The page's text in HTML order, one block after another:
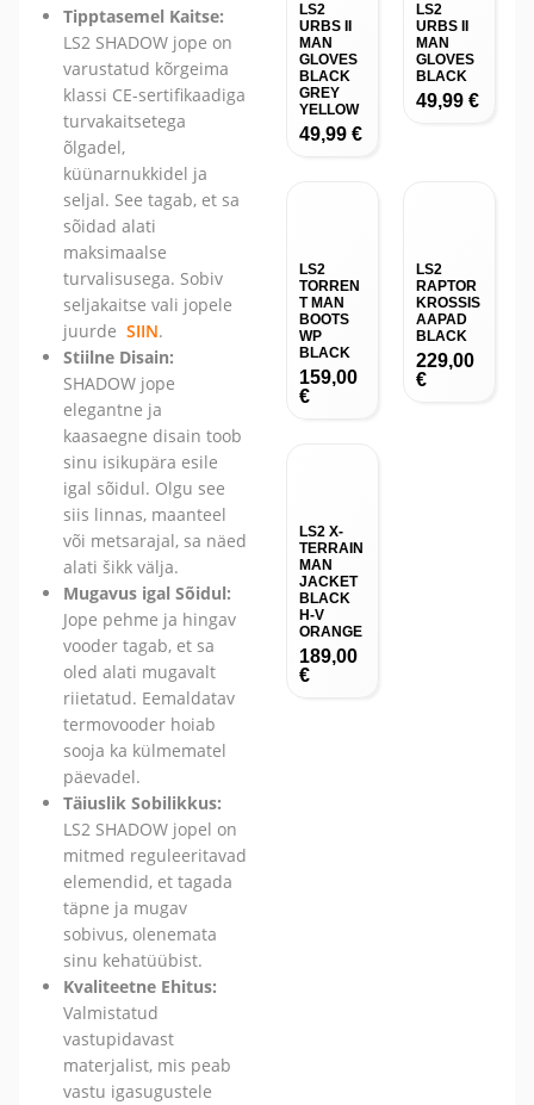
Tipptasemel Kaitse:
LS2 SHADOW jope on
varustatud kõrgeima
klassi CE-sertifikaadiga
turvakaitsetega
õlgadel,
küünarnukkidel ja
seljal. See tagab, et sa
sõidad alati
maksimaalse
turvalisusega. Sobiv
seljakaitse vali jopele
juurde SIIN.
Stiilne Disain:
SHADOW jope
elegantne ja
kaasaegne disain toob
sinu isikupära esile
igal sõidul. Olgu see
siis linnas, maanteel
või metsarajal, sa näed
alati šikk välja.
Mugavus igal Sõidul:
Jope pehme ja hingav
vooder tagab, et sa
oled alati mugavalt
riietatud. Eemaldatav
termovooder hoiab
sooja ka külmematel
päevadel.
Täiuslik Sobilikkus:
LS2 SHADOW jopel on
mitmed reguleeritavad
elemendid, et tagada
täpne ja mugav
sobivus, olenemata
sinu kehatüübist.
Kvaliteetne Ehitus:
Valmistatud
vastupidavast
materjalist, mis peab
vastu igasugustele
LS2
URBS II
MAN
GLOVES
BLACK
GREY
YELLOW
49,99 €
LS2
URBS II
MAN
GLOVES
BLACK
49,99 €
LS2
TORREN
T MAN
BOOTS
WP
BLACK
159,00
€
LS2
RAPTOR
KROSSIS
AAPAD
BLACK
229,00
€
LS2 X-
TERRAIN
MAN
JACKET
BLACK
H-V
ORANGE
189,00
€